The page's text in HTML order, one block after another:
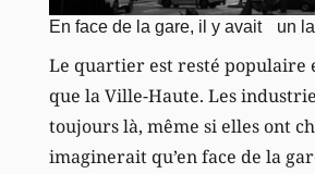
En face de la gare, il y avait un
Le quartier est resté populaire
que la Ville-Haute. Les
toujours là, même si elles ont
imaginerait qu’en face de la